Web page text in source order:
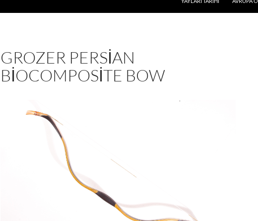
GROZER PERSIAN
BIOCOMPOSITE BOW